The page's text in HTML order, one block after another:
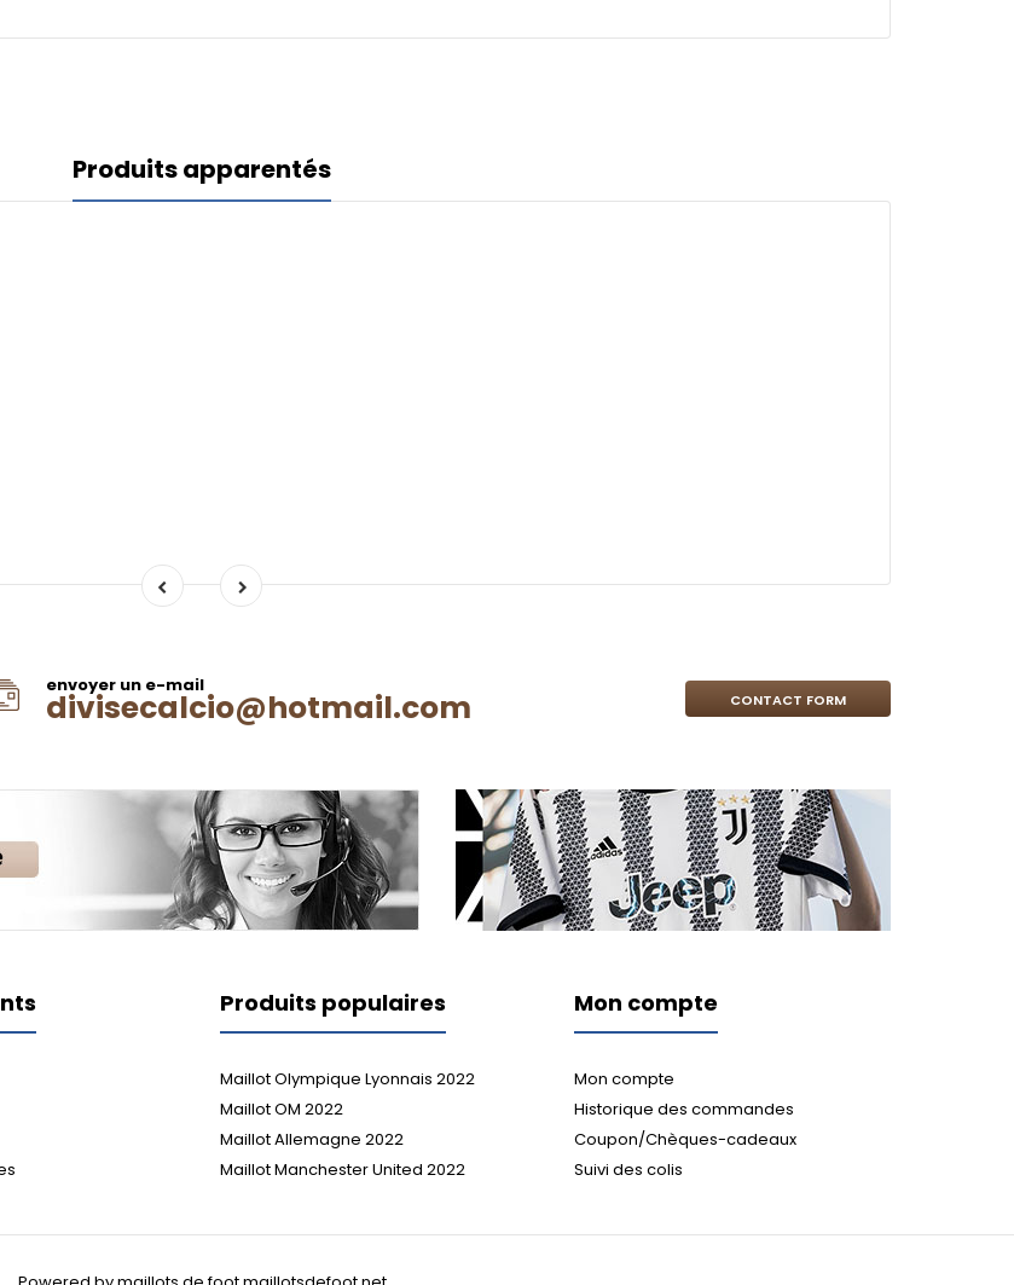
Produits apparentés
envoyer un e-mail
divisecalcio@hotmail.com CONTACT FORM
Produits populaires
Maillot Olympique Lyonnais 2022
Maillot OM 2022
Maillot Allemagne 2022
Maillot Manchester United 2022
Mon compte
Mon compte
Historique des commandes
Coupon/Chèques-cadeaux
Suivi des colis